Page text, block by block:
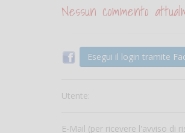
Nessun commento
Esegui il login tramite
Utente:
E-Mail (per ricevere l'avviso di